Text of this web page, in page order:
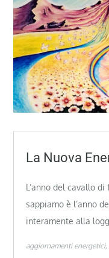
La Nuova
L’anno del cavallo
sappiamo è l’anno
interamente alla
aggiornamenti energetici